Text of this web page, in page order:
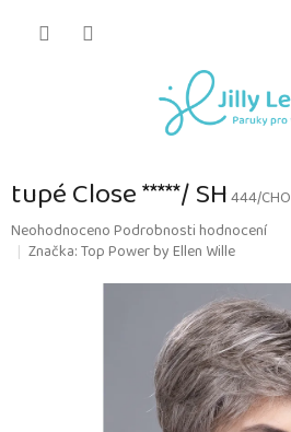
tupé Close *****/ SH444/CHO
Průměrné
hodnocení
NeohodnocenoPodrobnosti hodnocení
Značka:Top Power by Ellen Wille